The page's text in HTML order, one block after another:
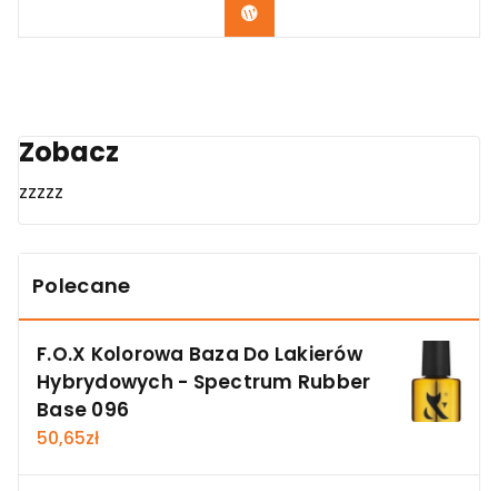
Zobacz
Zobacz
zzzzz
Polecane
F.O.X Kolorowa Baza Do Lakierów
Hybrydowych - Spectrum Rubber
Base 096
50,65zł